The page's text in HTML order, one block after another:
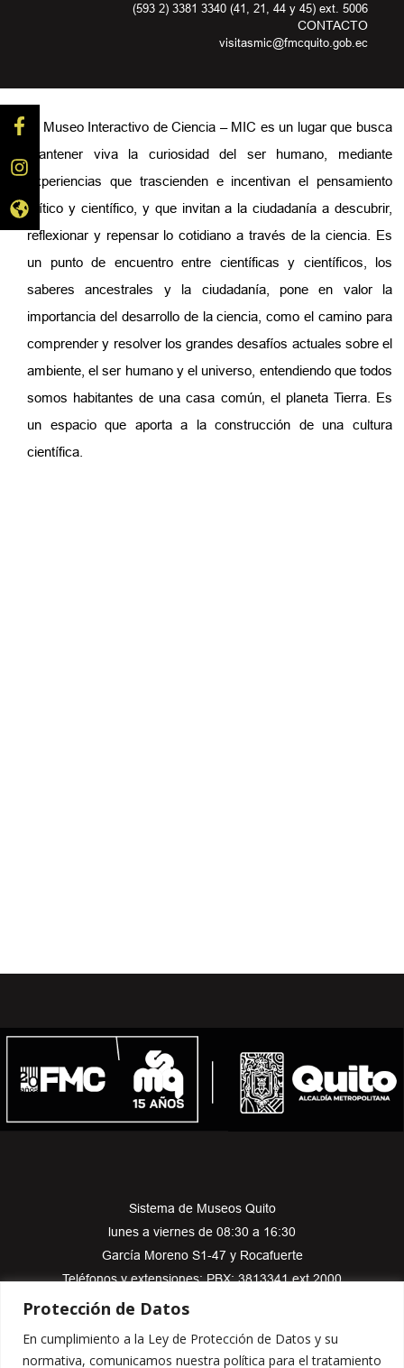
Protección de Datos
En cumplimiento a la Ley de Protección de Datos y su
normativa, comunicamos nuestra política para el tratamiento
(593 2) 3381 3340 (41, 21, 44 y 45) ext. 5006
CONTACTO
visitasmic@fmcquito.gob.ec
El Museo Interactivo de Ciencia – MIC es un lugar que busca
mantener viva la curiosidad del ser humano, mediante
experiencias que trascienden e incentivan el pensamiento
crítico y científico, y que invitan a la ciudadanía a descubrir,
reflexionar y repensar lo cotidiano a través de la ciencia. Es
un punto de encuentro entre científicas y científicos, los
saberes ancestrales y la ciudadanía, pone en valor la
importancia del desarrollo de la ciencia, como el camino para
comprender y resolver los grandes desafíos actuales sobre el
ambiente, el ser humano y el universo, entendiendo que todos
somos habitantes de una casa común, el planeta Tierra. Es
un espacio que aporta a la construcción de una cultura
científica.
Sistema de Museos Quito
lunes a viernes de 08:30 a 16:30
García Moreno S1-47 y Rocafuerte
Teléfonos y extensiones: PBX: 3813341 ext 2000
sistemamuseosquito@fmcquito.gob.ec